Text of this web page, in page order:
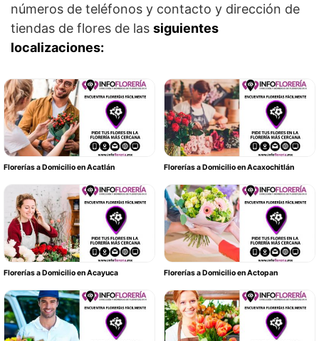
números de teléfonos y contacto y dirección de
tiendas de flores de las siguientes
localizaciones:
Florerías a Domicilio en Acatlán Florerías a Domicilio en Acaxochitlán
Florerías a Domicilio en Acayuca Florerías a Domicilio en Actopan